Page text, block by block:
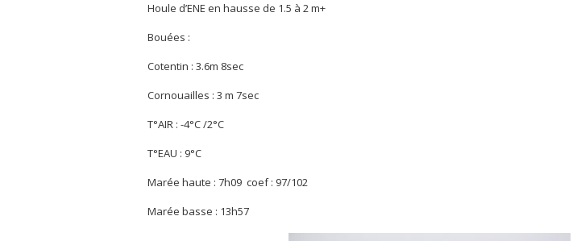
Houle d’ENE en hausse de 1.5 à 2 m+
Bouées :
Cotentin : 3.6m 8sec
Cornouailles : 3 m 7sec
T°AIR : -4°C /2°C
T°EAU : 9°C
Marée haute : 7h09 coef : 97/102
Marée basse : 13h57